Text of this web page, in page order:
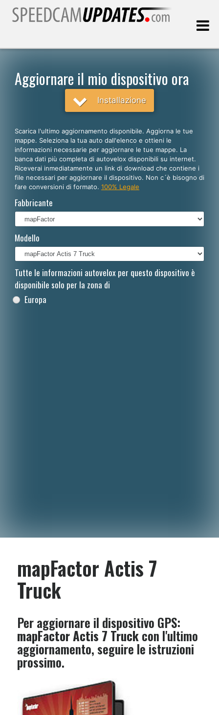
Italiano
English
Español
Deutsch
Polski
Dansk
Aggiornare il mio dispositivo ora
Installazione
Scarica l'ultimo aggiornamento disponibile. Aggiorna le tue
mappe. Seleziona la tua auto dall'elenco e ottieni le
informazioni necessarie per aggiornare le tue mappe. La
banca dati più completa di autovelox disponibili su internet.
Riceverai inmediatamente un link di download che contiene i
file necessari per aggiornare il dispositivo. Non c´è bisogno di
fare conversioni di formato. 100% Legale
Fabbricante
Modello
Tutte le informazioni autovelox per questo dispositivo è
disponibile solo per la zona di
Europa
mapFactor Actis 7
Truck
Per aggiornare il dispositivo GPS:
mapFactor Actis 7 Truckcon l'ultimo
aggiornamento, seguire le istruzioni
prossimo.